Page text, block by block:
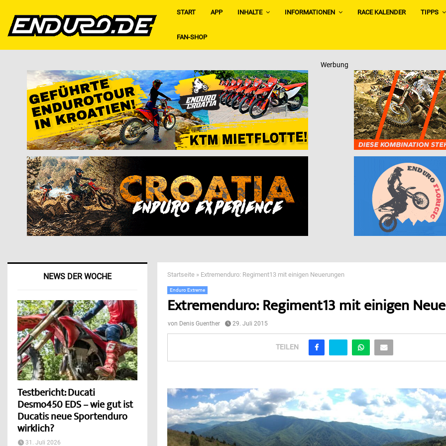
START APP INHALTE INFORMATIONEN RACE KALENDER TIPPS
FAN-SHOP
Werbung
Startseite » Extremenduro: Regiment13 mit einigen Neuerungen
Enduro Extreme
Extremenduro: Regiment13 mit einigen
von Denis Guenther 29. Juli 2015
TEILEN
NEWS DER WOCHE
Testbericht: Ducati
Desmo450 EDS – wie gut ist
Ducatis neue Sportenduro
wirklich?
31. Juli 2026